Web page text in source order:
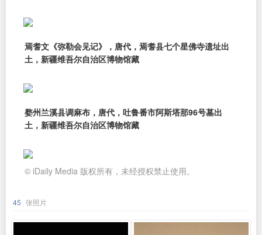
焉耆文《弥勒会见记》，唐代，焉耆县七个星佛寺遗址出
土，新疆维吾尔自治区博物馆藏
婺州兰溪县调麻布，唐代，吐鲁番市阿斯塔那96号墓出
土，新疆维吾尔自治区博物馆藏
© iDaily Media 版权所有，未经授权禁止使用。
45 张照片